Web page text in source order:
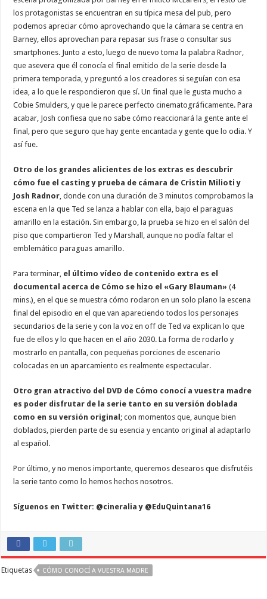
los protagonistas se encuentran en su típica mesa del pub, pero
podemos apreciar cómo aprovechando que la cámara se centra en
Barney, ellos aprovechan para repasar sus frase o consultar sus
smartphones. Junto a esto, luego de nuevo toma la palabra Radnor,
que asevera que él conocía el final emitido de la serie desde la
primera temporada, y preguntó a los creadores si seguían con esa
idea, a lo que le respondieron que sí. Un final que le gusta mucho a
Cobie Smulders, y que le parece perfecto cinematográficamente. Para
acabar, Josh confiesa que no sabe cómo reaccionará la gente ante el
final, pero que seguro que hay gente encantada y gente que lo odia. Y
así fue.
Otro de los grandes alicientes de los extras es descubrir
cómo fue el casting y prueba de cámara de Cristin Milioti y
Josh Radnor , donde con una duración de 3 minutos comprobamos la
escena en la que Ted se lanza a hablar con ella, bajo el paraguas
amarillo en la estación. Sin embargo, la prueba se hizo en el salón del
piso que compartieron Ted y Marshall, aunque no podía faltar el
emblemático paraguas amarillo.
Para terminar, el último vídeo de contenido extra es el
documental acerca de Cómo se hizo el «Gary Blauman» (4
mins.), en el que se muestra cómo rodaron en un solo plano la escena
final del episodio en el que van apareciendo todos los personajes
secundarios de la serie y con la voz en off de Ted va explican lo que
fue de ellos y lo que hacen en el año 2030. La forma de rodarlo y
mostrarlo en pantalla, con pequeñas porciones de escenario
colocadas en un aparcamiento es realmente espectacular.
Otro gran atractivo del DVD de Cómo conocí a vuestra madre
es poder disfrutar de la serie tanto en su versión doblada
como en su versión original; con momentos que, aunque bien
doblados, pierden parte de su esencia y encanto original al adaptarlo
al español.
Por último, y no menos importante, queremos desearos que disfrutéis
la serie tanto como lo hemos hechos nosotros.
Síguenos en Twitter: @cineralia y @EduQuintana16
Etiquetas CÓMO CONOCÍ A VUESTRA MADRE